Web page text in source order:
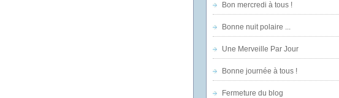
Bon mercredi à tous !
Bonne nuit polaire ...
Une Merveille Par Jour
Bonne journée à tous !
Fermeture du blog